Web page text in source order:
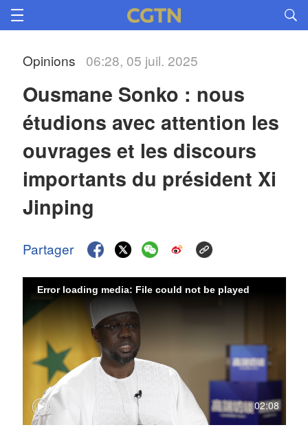
Opinions 06:28, 05 juil. 2025
Ousmane Sonko : nous
étudions avec attention les
ouvrages et les discours
importants du président Xi
Jinping
Partager
02:08
Error loading media: File could not be played